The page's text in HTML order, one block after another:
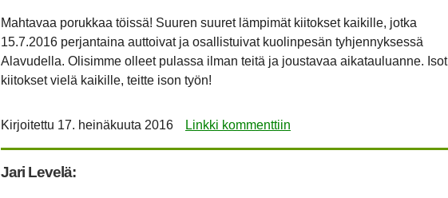
Mahtavaa porukkaa töissä! Suuren suuret lämpimät kiitokset kaikille, jotka
15.7.2016 perjantaina auttoivat ja osallistuivat kuolinpesän tyhjennyksessä
Alavudella. Olisimme olleet pulassa ilman teitä ja joustavaa aikatauluanne. Isot
kiitokset vielä kaikille, teitte ison työn!
Kirjoitettu 17. heinäkuuta 2016 Linkki kommenttiin
Jari Levelä: